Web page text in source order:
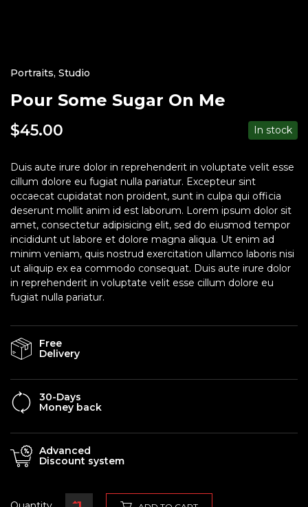
Portraits, Studio
Pour Some Sugar On Me
$45.00 In stock
Duis aute irure dolor in reprehenderit in voluptate velit esse
cillum dolore eu fugiat nulla pariatur. Excepteur sint
occaecat cupidatat non proident, sunt in culpa qui officia
deserunt mollit anim id est laborum. Lorem ipsum dolor sit
amet, consectetur adipisicing elit, sed do eiusmod tempor
incididunt ut labore et dolore magna aliqua. Ut enim ad
minim veniam, quis nostrud exercitation ullamco laboris nisi
ut aliquip ex ea commodo consequat. Duis aute irure dolor
in reprehenderit in voluptate velit esse cillum dolore eu
fugiat nulla pariatur.
Free
Delivery
30-Days
Money back
Advanced
Discount system